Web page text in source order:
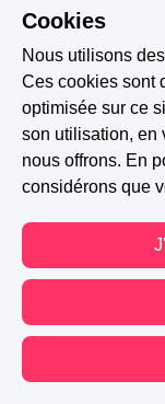
— Je ne me
tien...
Mes derniers
une pulsion
m'embrasse. La
prononçons en
— J'ai envie de toi.
Je mords ma
ne me lâche
Cookies
Nous utilisons
Ces cookies sont
optimisée sur ce
son utilisation, en
nous offrons. En
considérons que